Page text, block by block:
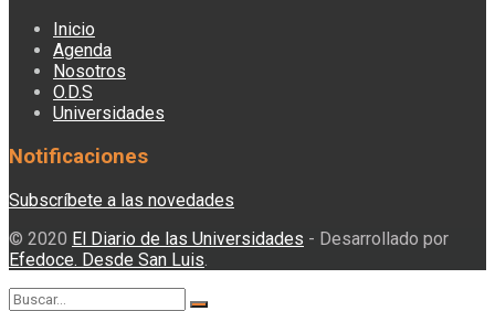
Inicio
Agenda
Nosotros
O.D.S
Universidades
Notificaciones
Subscríbete a las novedades
© 2020 El Diario de las Universidades - Desarrollado por
Efedoce. Desde San Luis